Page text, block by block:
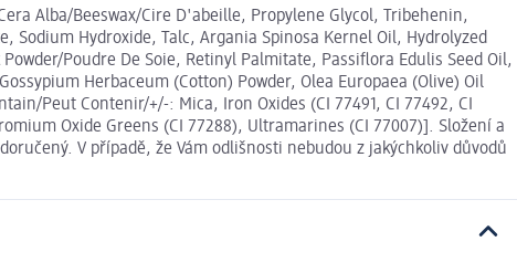
Alba/Beeswax/Cire D'abeille, Propylene Glycol, Tribehenin,
Sodium Hydroxide, Talc, Argania Spinosa Kernel Oil, Hydrolyzed
Poudre De Soie, Retinyl Palmitate, Passiflora Edulis Seed Oil,
Herbaceum (Cotton) Powder, Olea Europaea (Olive) Oil
Peut Contenir/+/-: Mica, Iron Oxides (CI 77491, CI 77492, CI
Oxide Greens (CI 77288), Ultramarines (CI 77007)]. Složení a
V případě, že Vám odlišnosti nebudou z jakýchkoliv důvodů